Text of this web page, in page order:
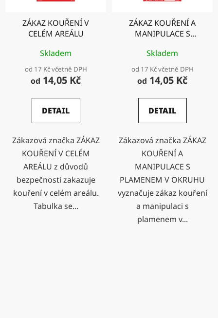
ZÁKAZ KOUŘENÍ V
CELÉM AREÁLU
Skladem
od 17 Kč včetně DPH
od 14,05 Kč
DETAIL
Zákazová značka ZÁKAZ
KOUŘENÍ V CELÉM
AREÁLU z důvodů
bezpečnosti zakazuje
kouření v celém areálu.
Tabulka se...
ZÁKAZ KOUŘENÍ A
MANIPULACE S
Skladem
od 17 Kč včetně DPH
od 14,05 Kč
DETAIL
Zákazová značka ZÁKAZ
KOUŘENÍ A
MANIPULACE S
PLAMENEM V OKRUHU
vyznačuje zákaz kouření
a manipulaci s
plamenem v...